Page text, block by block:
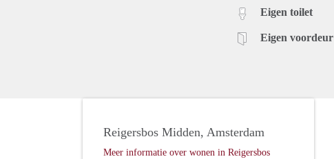
Eigen toilet
Eigen voordeur
Reigersbos Midden, Amsterdam
Meer informatie over wonen in Reigersbos